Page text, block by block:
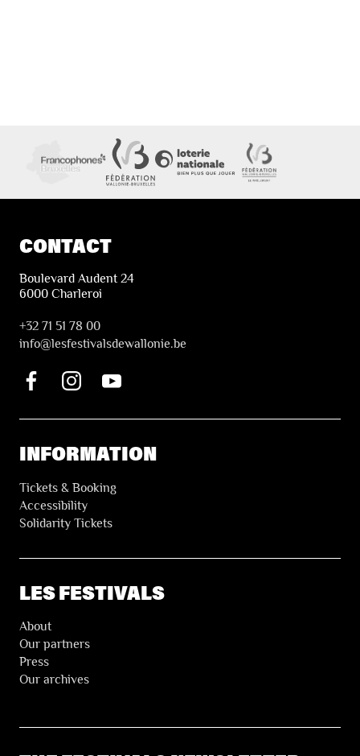
CONTACT
Boulevard Audent 24
6000 Charleroi
+32 71 51 78 00
info@lesfestivalsdewallonie.be
INFORMATION
Tickets & Booking
Accessibility
Solidarity Tickets
LES FESTIVALS
About
Our partners
Press
Our archives